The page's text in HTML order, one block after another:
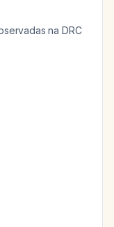
na DRC